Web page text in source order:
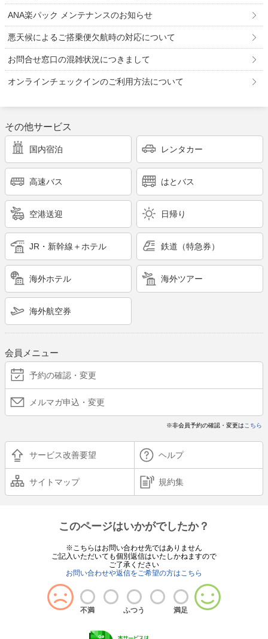
ANA楽パック メンテナンスのお知らせ
悪天候によるご搭乗便欠航時の対応について
お問合せ窓口の混雑状況につきまして
オンラインチェックインのご利用方法について
その他サービス
国内宿泊 レンタカー
高速バス はとバス
空港送迎 日帰り
JR・新幹線＋ホテル 鉄道（特急券）
海外ホテル 海外ツアー
海外航空券
会員メニュー
予約の確認・変更
メルマガ申込・変更
※非会員予約の確認・変更は こちら
サービス改善要望 ヘルプ
サイトマップ 規約集
このページはいかがでしたか？
※こちらはお問い合わせ先ではありません
ご記入いただいても個別返信はいたしかねますので
ご了承ください
お問い合わせや返信をご希望の方はこちら
不満 ふつう 満足